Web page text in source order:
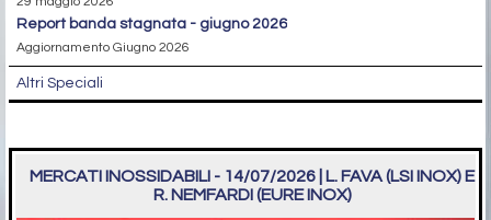
report banda stagnata - giugno 2026
Aggiornamento Giugno 2026
Altri Speciali
MERCATI INOSSIDABILI - 14/07/2026 | L. FAVA (LSI INOX) E
R. NEMFARDI (EURE INOX)